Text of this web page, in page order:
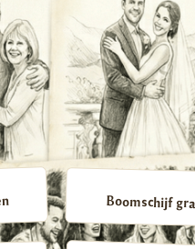
Boomschijf